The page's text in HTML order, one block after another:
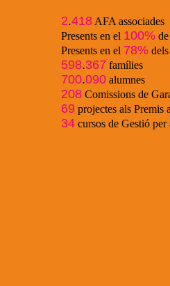
2.418 AFA associades
Presents en el 100%
Presents en el 78%
598.367 famílies
700.090 alumnes
208 Comissions de
69 projectes als Premis
34 cursos de Gestió